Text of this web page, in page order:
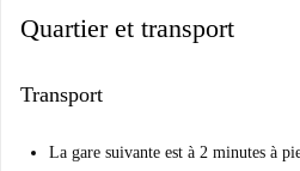
Quartier et transport
Transport
La gare suivante est à 2 minutes à